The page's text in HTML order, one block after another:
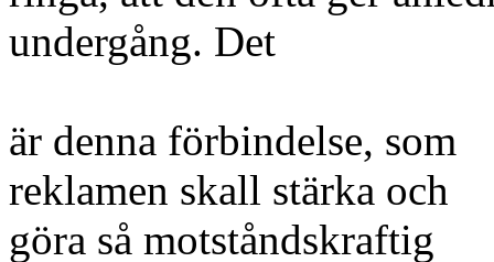
undergång. Det
är denna förbindelse, som
reklamen skall stärka och
göra så motståndskraftig